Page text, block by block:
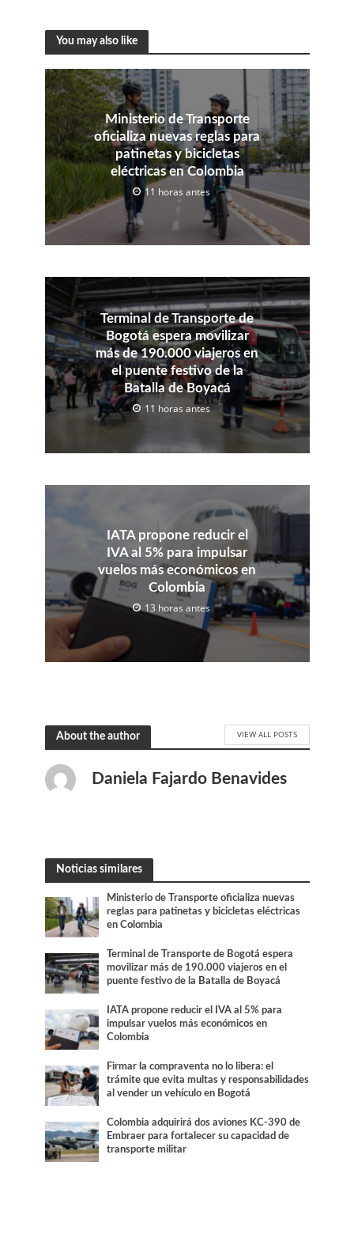
You may also like
Ministerio de Transporte
oficializa nuevas reglas para
patinetas y bicicletas
eléctricas en Colombia
11 horas antes
Terminal de Transporte de
Bogotá espera movilizar
más de 190.000 viajeros en
el puente festivo de la
Batalla de Boyacá
11 horas antes
IATA propone reducir el
IVA al 5% para impulsar
vuelos más económicos en
Colombia
13 horas antes
About the author VIEW ALL POSTS
Daniela Fajardo Benavides
Noticias similares
Ministerio de Transporte oficializa nuevas
reglas para patinetas y bicicletas eléctricas
en Colombia
Terminal de Transporte de Bogotá espera
movilizar más de 190.000 viajeros en el
puente festivo de la Batalla de Boyacá
IATA propone reducir el IVA al 5% para
impulsar vuelos más económicos en
Colombia
Firmar la compraventa no lo libera: el
trámite que evita multas y responsabilidades
al vender un vehículo en Bogotá
Colombia adquirirá dos aviones KC-390 de
Embraer para fortalecer su capacidad de
transporte militar